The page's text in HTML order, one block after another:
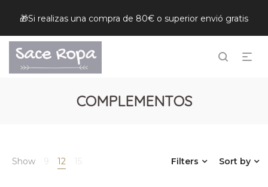
🎁Si realizas una compra de 80€ o superior envió gratis
COMPLEMENTOS
Show 12 15 Sort by
Filters